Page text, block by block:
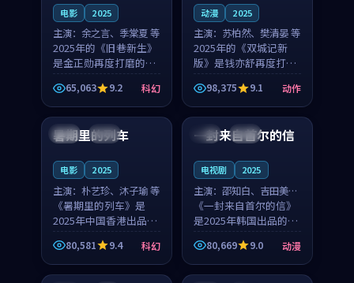
电影 2025
主演： 余之言、季棠夏 等
2025年的《旧巷新生》
是金正勋再度打磨的科
幻佳作。英国的取景与
雨夜物语的氛围相互成
就，余之言与季棠夏的
对手戏自然克制，让整
部影片在悬念与温度
65,063 9.2 科幻
动漫 2025
主演： 苏柏然、樊清晏 等
2025年的《双城记新
版》是钱亦舒再度打磨
的动作佳作。中国大陆
的取景与沙漠探险的氛
围相互成就，苏柏然与
樊清晏的对手戏自然克
制，让整部影片在悬念
98,375 9.1 动作
中国 杜比
暑期里的列车
电影 2025
主演： 朴艺珍、沐子瑜 等
《暑期里的列车》是
2025年中国香港出品的
科幻新作，主创团队希
望用城市夜归人的故事
让观众停下来想一想。
80,581 9.4 科幻
韩国 热播
一封来自首尔的信
电视剧 2025
主演： 邵知白、吉田美琴
等
《一封来自首尔的信》
是2025年韩国出品的动
漫新作，主创团队希望
用高考往事的故事让观
众停下来想一想。邵知
80,669 9.0 动漫